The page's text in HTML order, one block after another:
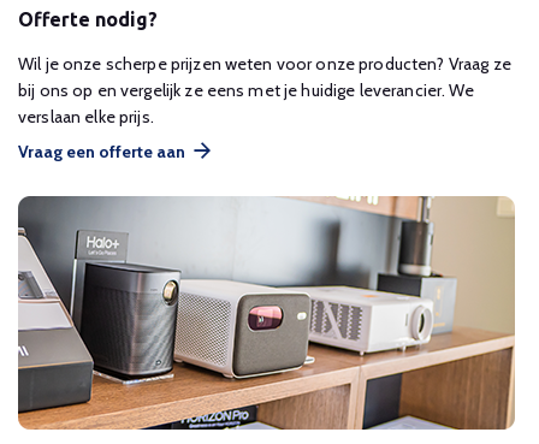
Offerte nodig?
Wil je onze scherpe prijzen weten voor onze producten? Vraag ze
bij ons op en vergelijk ze eens met je huidige leverancier. We
verslaan elke prijs.
Vraag een offerte aan